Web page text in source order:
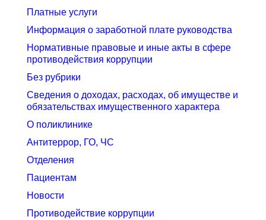
Платные услуги
Информация о заработной плате руководства
Нормативные правовые и иные акты в сфере
противодействия коррупции
Без рубрики
Сведения о доходах, расходах, об имуществе и
обязательствах имущественного характера
О поликлинике
Антитеррор, ГО, ЧС
Отделения
Пациентам
Новости
Противодействие коррупции